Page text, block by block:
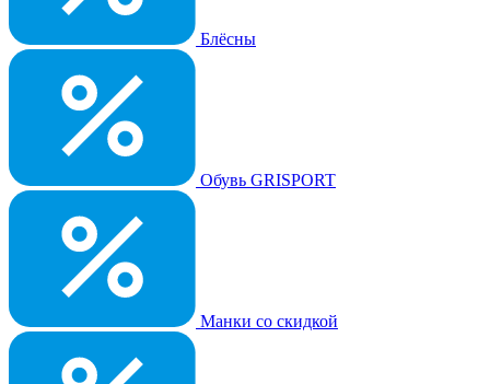
Блёсны
Обувь GRISPORT
Манки со скидкой